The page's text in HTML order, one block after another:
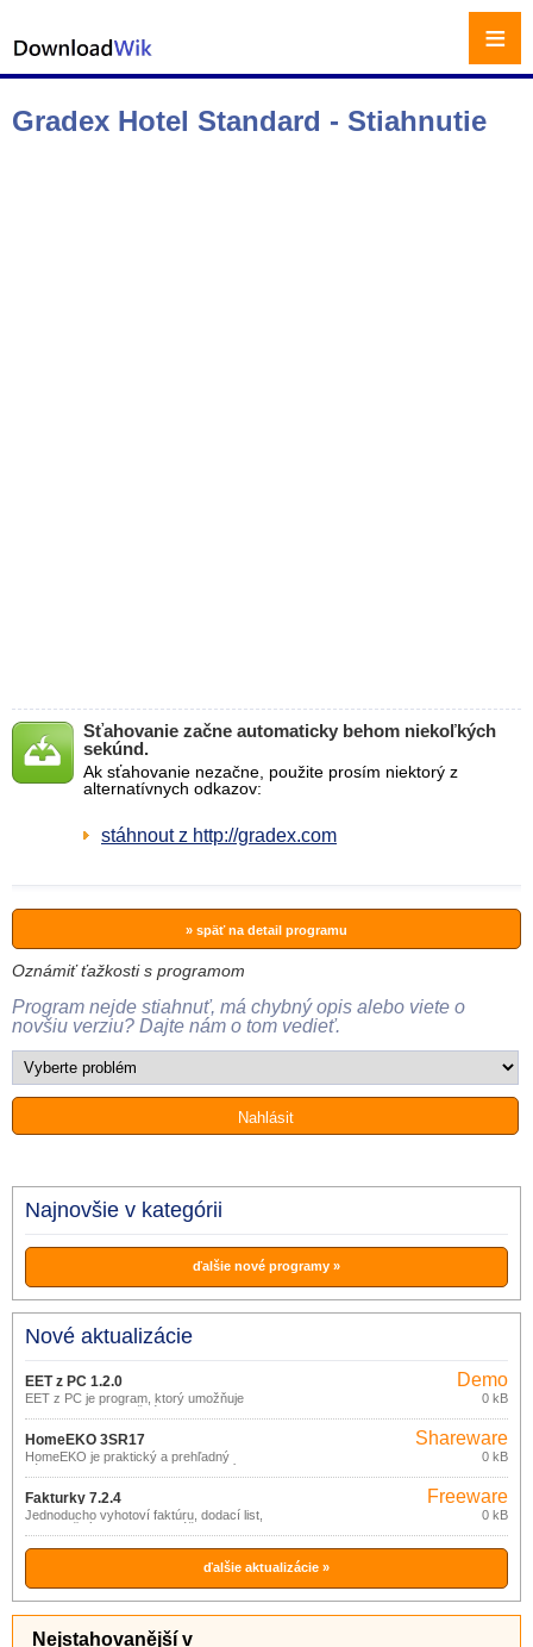
Gradex Hotel Standard - Stiahnutie
Sťahovanie začne automaticky behom niekoľkých
sekúnd.
Ak sťahovanie nezačne, použite prosím niektorý z
alternatívnych odkazov:
stáhnout z http://gradex.com
» späť na detail programu
Oznámiť ťažkosti s programom
Program nejde stiahnuť, má chybný opis alebo viete o
novšiu verziu? Dajte nám o tom vedieť.
Najnovšie v kategórii
ďalšie nové programy »
Nové aktualizácie
EET z PC 1.2.0
EET z PC je program, ktorý umožňuje
odoslanie EET z bežného PC alebo
notebooku.
Demo
0 kB
HomeEKO 3SR17
HomeEKO je praktický a prehľadný
nástroj pre evidenciu (nielen) financií
domácnosti.
Shareware
0 kB
Fakturky 7.2.4
Jednoducho vyhotoví faktúru, dodací list,
pokladničný doklad bez zvláštnych
nárokov na znalosť výpočtovej techniky.
Freeware
0 kB
ďalšie aktualizácie »
Nejstahovanější v
≡